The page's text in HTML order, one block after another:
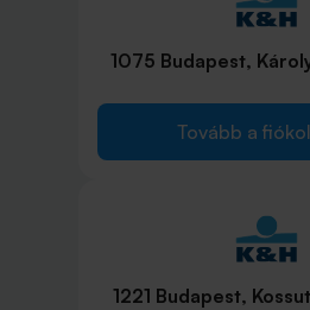
1075 Budapest,
Tovább a
1221 Budapest,